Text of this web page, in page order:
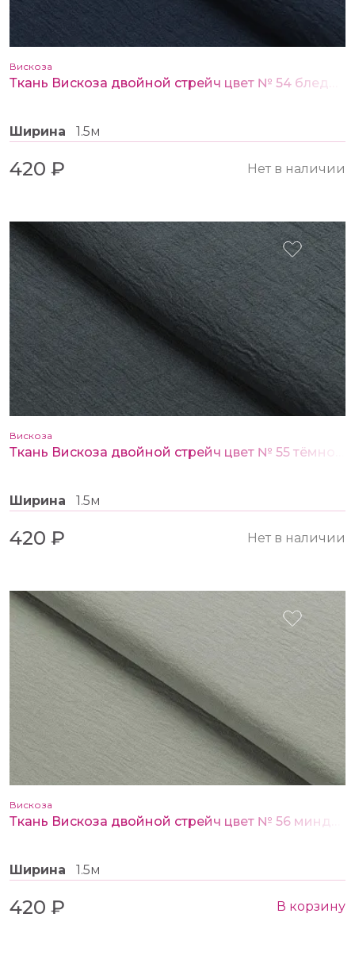
Вискоза
Ширина 1.5м
420 ₽ Нет в наличии
Вискоза
Ширина 1.5м
420 ₽ Нет в наличии
Вискоза
Ширина 1.5м
420 ₽ В корзину